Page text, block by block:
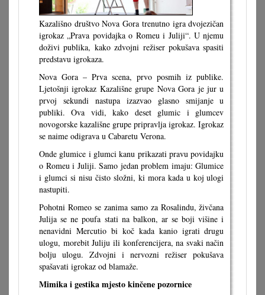
Kazališno društvo Nova Gora trenutno igra dvojezičan
igrokaz „Prava povidajka o Romeu i Juliji“. U njemu
doživi publika, kako zdvojni režiser pokušava spasiti
predstavu igrokaza.
Nova Gora – Prva scena, prvo posmih iz publike.
Ljetošnji igrokaz Kazališne grupe Nova Gora je jur u
prvoj sekundi nastupa izazvao glasno smijanje u
publiki. Ova vidi, kako deset glumic i glumcev
novogorske kazališne grupe pripravlja igrokaz. Igrokaz
se naime odigrava u Cabaretu Verona.
Onde glumice i glumci kanu prikazati pravu povidajku
o Romeu i Juliji. Samo jedan problem imaju: Glumice
i glumci si nisu čisto složni, ki mora kada u koj ulogi
nastupiti.
Pohotni Romeo se zanima samo za Rosalindu, živčana
Julija se ne poufa stati na balkon, ar se boji višine i
nenavidni Mercutio bi koč kada kanio igrati drugu
ulogu, morebit Juliju ili konferencijera, na svaki način
bolju ulogu. Zdvojni i nervozni režiser pokušava
spašavati igrokaz od blamaže.
Mimika i gestika mjesto kinčene pozornice